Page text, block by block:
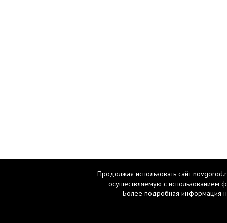
Продолжая использовать сайт
осуществляемую с использованием
Более подробная информация